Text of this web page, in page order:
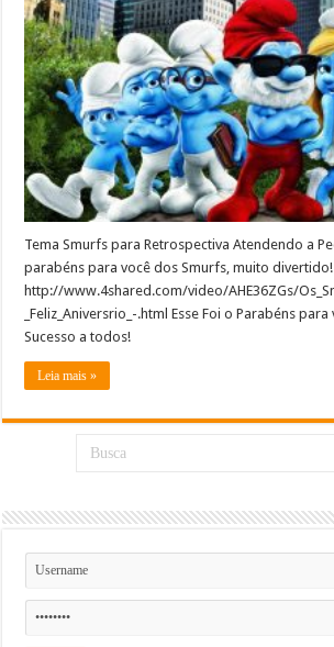
Tema Smurfs para Retrospectiva Atendendo a
parabéns para você dos Smurfs, muito divertido!
http://www.4shared.com/video/AHE36ZGs/
_Feliz_Aniversrio_-.html Esse Foi o Parabéns
Sucesso a todos!
Leia mais »